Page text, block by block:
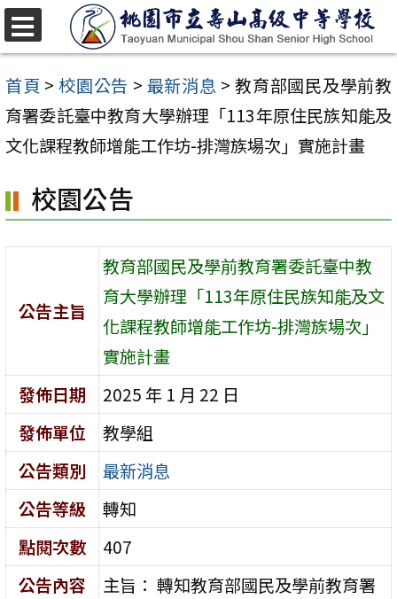
跳
至
主
要
內
區
首頁 > 校園公告 > 最新消息 > 教育部國民及學前教
育署委託臺中教育大學辦理「113年原住民族知能及
文化課程教師增能工作坊-排灣族場次」實施計畫
校園公告
公告主旨
教育部國民及學前教育署委託臺中教
育大學辦理「113年原住民族知能及文
化課程教師增能工作坊-排灣族場次」
實施計畫
發佈日期
2025 年 1 月 22 日
發佈單位
教學組
公告類別
最新消息
公告等級
轉知
點閱次數
407
公告內容
主旨： 轉知教育部國民及學前教育署
選
單